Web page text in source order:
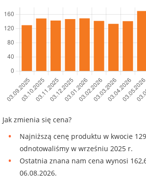
Jak zmienia się cena?
Najniższą cenę produktu w kwocie
odnotowaliśmy w wrześniu 2025 r.
Ostatnia znana nam cena wynosi
06.08.2026.